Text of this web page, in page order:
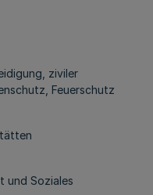
ziviler
Feuerschutz
und Soziales